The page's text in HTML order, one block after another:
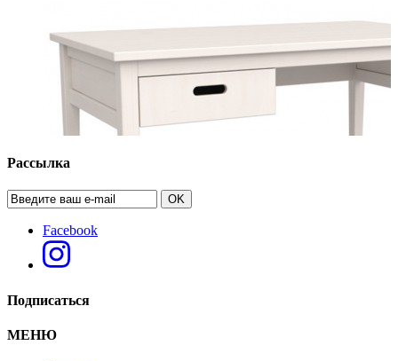
Рассылка
OK
Facebook
Подписаться
МЕНЮ